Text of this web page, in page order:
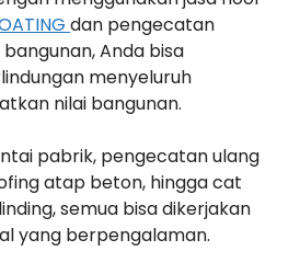
dan pengecatan
Anda bisa
menyeluruh
nilai bangunan.
pabrik, pengecatan ulang
atap beton, hingga cat
semua bisa dikerjakan
yang berpengalaman.